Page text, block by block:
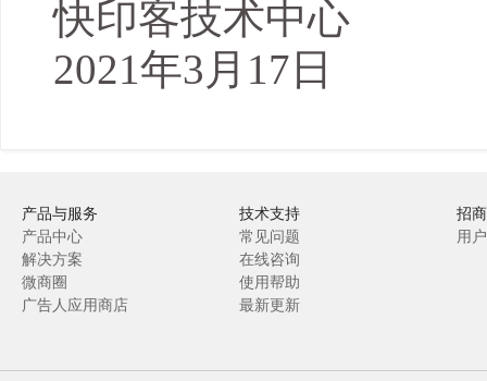
快印客技术中心
2021年3月17日
产品与服务
产品中心
解决方案
微商圈
广告人应用商店
技术支持
常见问题
在线咨询
使用帮助
最新更新
招
用